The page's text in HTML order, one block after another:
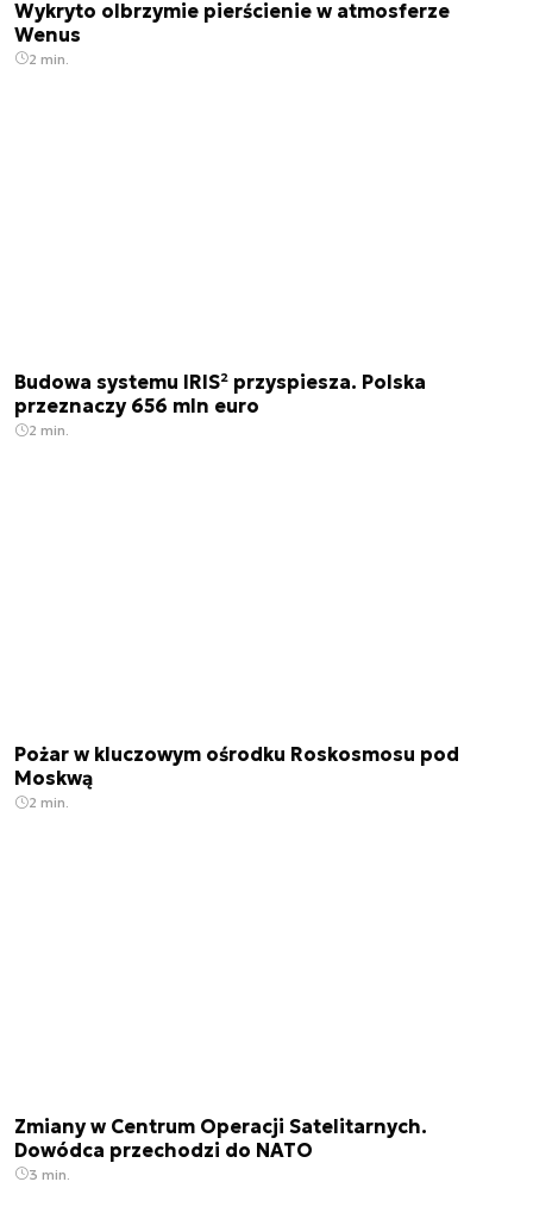
Wykryto olbrzymie pierścienie w atmosferze
Wenus
2 min.
Budowa systemu IRIS² przyspiesza. Polska
przeznaczy 656 mln euro
2 min.
Pożar w kluczowym ośrodku Roskosmosu pod
Moskwą
2 min.
Zmiany w Centrum Operacji Satelitarnych.
Dowódca przechodzi do NATO
3 min.